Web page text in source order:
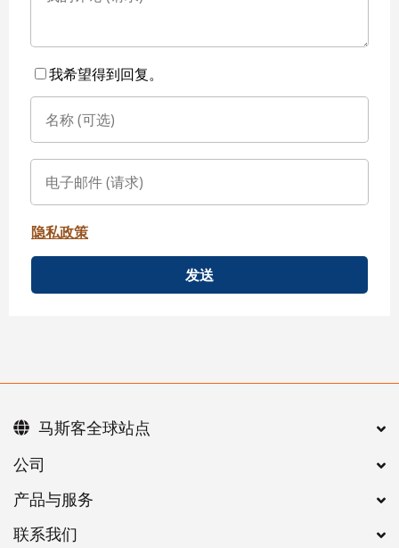
我希望得到回复。
隐私政策
发送
公司
产品与服务
联系我们
马斯客全球站点